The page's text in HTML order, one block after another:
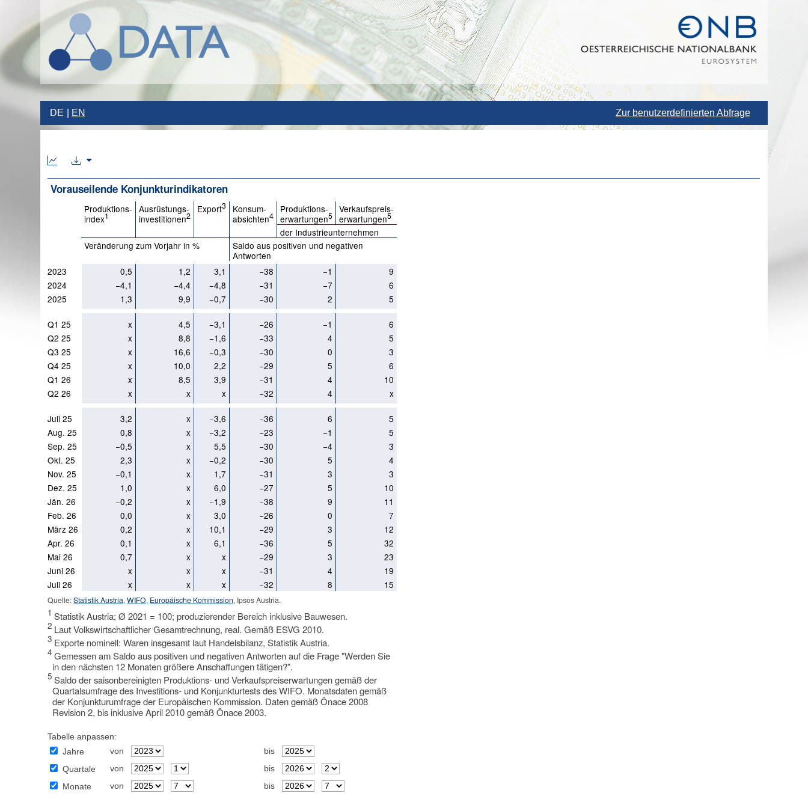
DE EN Zur benutzerdefinierten Abfrage
Vorauseilende Konjunkturindikatoren
Produktions-
index1
Ausrüstungs-
investitionen2
Export3
Konsum-
absichten4
Produktions-
erwartungen5
Verkaufspreis-
erwartungen5
der Industrieunternehmen
Veränderung zum Vorjahr in %
Saldo aus positiven und negativen
Antworten
2023
0,5 1,2 3,1 −38 −1
9
2024
−4,1 −4,4 −4,8 −31 −7
6
2025
1,3 9,9 −0,7 −30 2 5
Q1 25 x 4,5 −3,1 −26 −1
6
Q2 25
x 8,8 −1,6 −33 4
5
Q3 25
x 16,6 −0,3 −30 0
3
Q4 25
x 10,0 2,2 −29 5
6
Q1 26
x 8,5 3,9 −31 4
10
Q2 26
x x x −32 4 x
Juli 25 3,2 x −3,6 −36 6
5
Aug. 25
0,8 x −3,2 −23 −1
5
Sep. 25
−0,5 x 5,5 −30 −4
3
Okt. 25
2,3 x −0,2 −30 5
4
Nov. 25
−0,1 x 1,7 −31 3
3
Dez. 25
1,0 x 6,0 −27 5
10
Jän. 26
−0,2 x −1,9 −38 9
11
Feb. 26
0,0 x 3,0 −26 0
7
März 26
0,2 x 10,1 −29 3
12
Apr. 26
0,1 x 6,1 −36 5
32
Mai 26
0,7 x x −29 3
23
Juni 26
x x x −31 4
19
Juli 26
x x x −32 8 15
Quelle:Statistik Austria,WIFO, Europäische Kommission, Ipsos Austria.
1 Statistik Austria; Ø 2021 = 100; produzierender Bereich inklusive Bauwesen.
2 Laut Volkswirtschaftlicher Gesamtrechnung, real. Gemäß ESVG 2010.
3 Exporte nominell: Waren insgesamt laut Handelsbilanz, Statistik Austria.
4 Gemessen am Saldo aus positiven und negativen Antworten auf die Frage "Werden Sie
in den nächsten 12 Monaten größere Anschaffungen tätigen?".
5 Saldo der saisonbereinigten Produktions- und Verkaufspreiserwartungen gemäß der
Quartalsumfrage des Investitions- und Konjunkturtests des WIFO. Monatsdaten gemäß
der Konjunkturumfrage der Europäischen Kommission. Daten gemäß Önace 2008
Revision 2, bis inklusive April 2010 gemäß Önace 2003.
Tabelle anpassen:
Jahre
von
bis
Quartale
von
bis
Monate
von bis